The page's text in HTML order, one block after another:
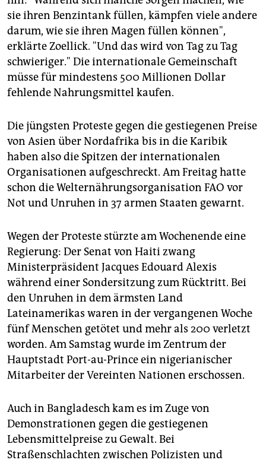
sie ihren Benzintank füllen, kämpfen viele andere
darum, wie sie ihren Magen füllen können",
erklärte Zoellick. "Und das wird von Tag zu Tag
schwieriger." Die internationale Gemeinschaft
müsse für mindestens 500 Millionen Dollar
fehlende Nahrungsmittel kaufen.
Die jüngsten Proteste gegen die gestiegenen Preise
von Asien über Nordafrika bis in die Karibik
haben also die Spitzen der internationalen
Organisationen aufgeschreckt. Am Freitag hatte
schon die Welternährungsorganisation FAO vor
Not und Unruhen in 37 armen Staaten gewarnt.
Wegen der Proteste stürzte am Wochenende eine
Regierung: Der Senat von Haiti zwang
Ministerpräsident Jacques Edouard Alexis
während einer Sondersitzung zum Rücktritt. Bei
den Unruhen in dem ärmsten Land
Lateinamerikas waren in der vergangenen Woche
fünf Menschen getötet und mehr als 200 verletzt
worden. Am Samstag wurde im Zentrum der
Hauptstadt Port-au-Prince ein nigerianischer
Mitarbeiter der Vereinten Nationen erschossen.
Auch in Bangladesch kam es im Zuge von
Demonstrationen gegen die gestiegenen
Lebensmittelpreise zu Gewalt. Bei
Straßenschlachten zwischen Polizisten und